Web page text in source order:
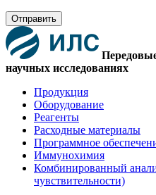
Отправить
научных исследованиях
Продукция
Оборудование
Реагенты
Расходные материалы
Программное
Иммунохимия
Комбинированный
чувствительности)